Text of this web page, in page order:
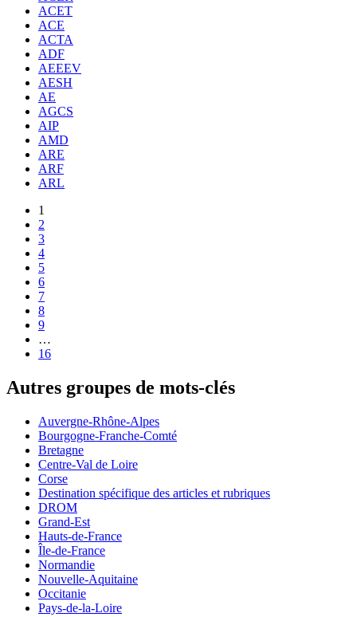
ACET
ACE
ACTA
ADF
AEEEV
AESH
AE
AGCS
AIP
AMD
ARE
ARF
ARL
1
2
3
4
5
6
7
8
9
…
16
Autres groupes de mots-clés
Auvergne-Rhône-Alpes
Bourgogne-Franche-Comté
Bretagne
Centre-Val de Loire
Corse
Destination spécifique des articles et rubriques
DROM
Grand-Est
Hauts-de-France
Île-de-France
Normandie
Nouvelle-Aquitaine
Occitanie
Pays-de-la-Loire